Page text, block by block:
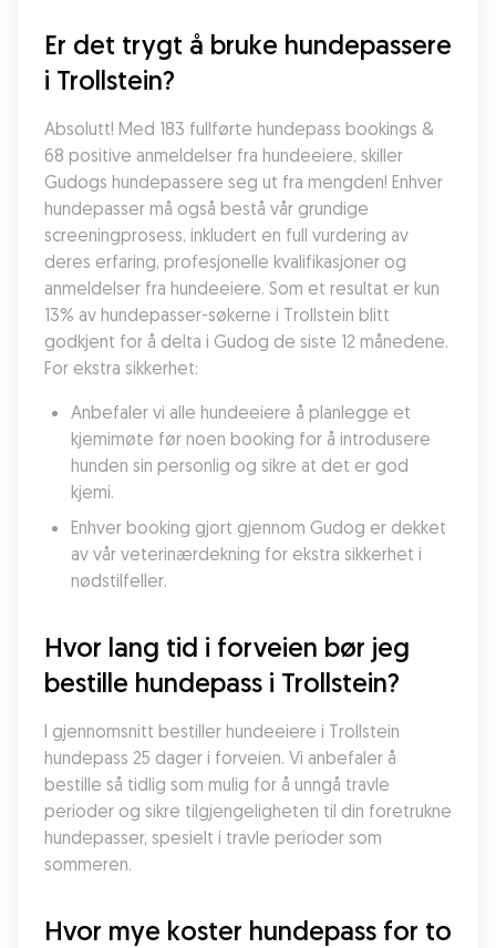
Er det trygt å bruke hundepassere
i Trollstein?
Absolutt! Med 183 fullførte hundepass bookings &
68 positive anmeldelser fra hundeeiere, skiller
Gudogs hundepassere seg ut fra mengden! Enhver
hundepasser må også bestå vår grundige
screeningprosess, inkludert en full vurdering av
deres erfaring, profesjonelle kvalifikasjoner og
anmeldelser fra hundeeiere. Som et resultat er kun
13% av hundepasser-søkerne i Trollstein blitt
godkjent for å delta i Gudog de siste 12 månedene.
For ekstra sikkerhet:
Anbefaler vi alle hundeeiere å planlegge et
kjemimøte før noen booking for å introdusere
hunden sin personlig og sikre at det er god
kjemi.
Enhver booking gjort gjennom Gudog er dekket
av vår veterinærdekning for ekstra sikkerhet i
nødstilfeller.
Hvor lang tid i forveien bør jeg
bestille hundepass i Trollstein?
I gjennomsnitt bestiller hundeeiere i Trollstein
hundepass 25 dager i forveien. Vi anbefaler å
bestille så tidlig som mulig for å unngå travle
perioder og sikre tilgjengeligheten til din foretrukne
hundepasser, spesielt i travle perioder som
sommeren.
Hvor mye koster hundepass for to